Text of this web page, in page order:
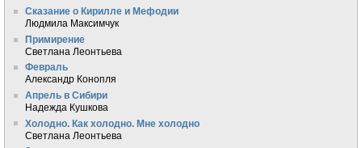
Сказание о Кирилле и Мефодии
Людмила Максимчук
Примирение
Светлана Леонтьева
Февраль
Александр Конопля
Апрель в Сибири
Надежда Кушкова
Холодно. Как холодно. Мне холодно
Светлана Леонтьева